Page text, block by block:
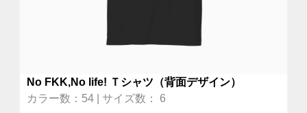
No FKK,No life! Ｔシャツ（背面デザイン）
カラー数：54 | サイズ数： 6